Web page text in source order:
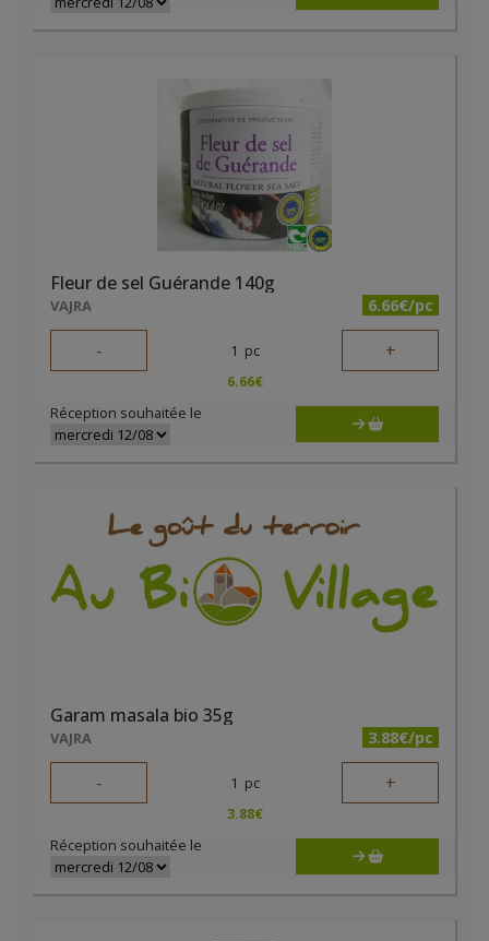
Fleur de sel Guérande 140g
VAJRA 6.66€/pc
- 1 pc +
6.66€
Réception souhaitée le
Garam masala bio 35g
VAJRA 3.88€/pc
- 1 pc +
3.88€
Réception souhaitée le